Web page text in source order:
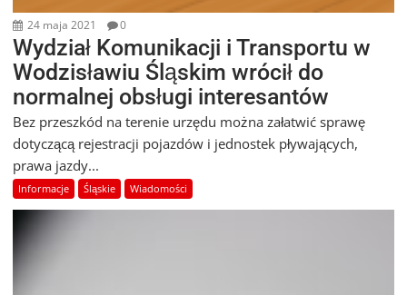
24 maja 2021 0
Wydział Komunikacji i Transportu w
Wodzisławiu Śląskim wrócił do
normalnej obsługi interesantów
Bez przeszkód na terenie urzędu można załatwić sprawę
dotyczącą rejestracji pojazdów i jednostek pływających,
prawa jazdy...
Informacje Śląskie Wiadomości